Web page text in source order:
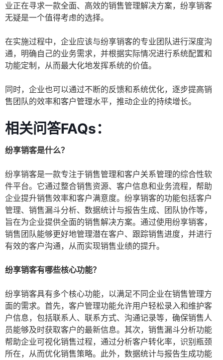
业正在寻求一款全面、高效的销售管理解决方案，纷享销客
无疑是一个值得考虑的选择。
在实施过程中，企业应该与纷享销客的专业团队进行深度沟
通，明确自己的业务需求，并根据实际情况进行系统配置和
功能定制，从而最大化地发挥系统的价值。
同时，企业也可以通过不断的反馈和系统优化，逐步提高销
售团队的效率和客户管理水平，推动企业的持续增长。
相关问答FAQs：
纷享销客是什么？
纷享销客是一款专注于销售管理和客户关系管理的综合性软
件平台。它通过整合销售资源、客户信息和业务流程，帮助
企业提升销售效率和客户满意度。纷享销客的功能包括客户
管理、销售漏斗分析、数据统计与报告生成、团队协作等，
旨在为企业提供全面的销售解决方案。通过使用纷享销客，
销售团队能够更好地管理潜在客户、跟踪销售进度，并进行
有效的客户沟通，从而实现销售业绩的提升。
纷享销客有哪些核心功能？
纷享销客具有多个核心功能，以满足不同企业在销售管理方
面的需求。首先，客户管理功能允许用户轻松录入和维护客
户信息，包括联系人、联系方式、沟通记录等，确保销售人
员能够及时获取客户的最新信息。其次，销售漏斗分析功能
帮助企业可视化销售过程，通过分析客户转化率，识别瓶颈
所在，从而优化销售策略。此外，数据统计与报告生成功能